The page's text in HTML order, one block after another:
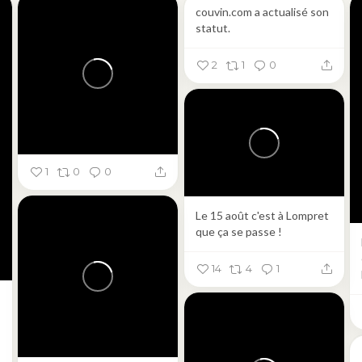
1 0 0
couvin.com a actualisé son
statut.
2 1 0
Le 15 août c'est à Lompret
que ça se passe !
14 4 1